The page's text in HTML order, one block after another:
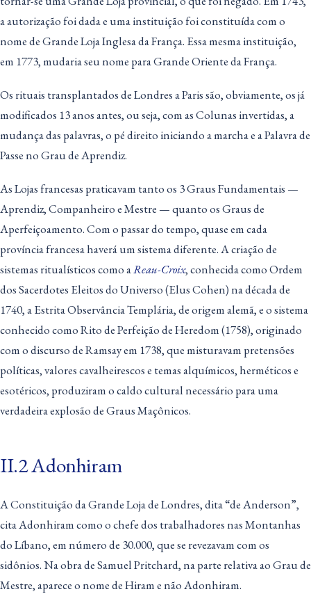
a autorização foi dada e uma instituição foi constituída com o
nome de Grande Loja Inglesa da França. Essa mesma instituição,
em 1773, mudaria seu nome para Grande Oriente da França.
Os rituais transplantados de Londres a Paris são, obviamente, os já
modificados 13 anos antes, ou seja, com as Colunas invertidas, a
mudança das palavras, o pé direito iniciando a marcha e a Palavra de
Passe no Grau de Aprendiz.
As Lojas francesas praticavam tanto os 3 Graus Fundamentais —
Aprendiz, Companheiro e Mestre — quanto os Graus de
Aperfeiçoamento. Com o passar do tempo, quase em cada
província francesa haverá um sistema diferente. A criação de
sistemas ritualísticos como aReau-Croix, conhecida como Ordem
dos Sacerdotes Eleitos do Universo (Elus Cohen) na década de
1740, a Estrita Observância Templária, de origem alemã, e o sistema
conhecido como Rito de Perfeição de Heredom (1758), originado
com o discurso de Ramsay em 1738, que misturavam pretensões
políticas, valores cavalheirescos e temas alquímicos, herméticos e
esotéricos, produziram o caldo cultural necessário para uma
verdadeira explosão de Graus Maçônicos.
II.2 Adonhiram
A Constituição da Grande Loja de Londres, dita “de Anderson”,
cita Adonhiram como o chefe dos trabalhadores nas Montanhas
do Líbano, em número de 30.000, que se revezavam com os
sidônios. Na obra de Samuel Pritchard, na parte relativa ao Grau de
Mestre, aparece o nome de Hiram e não Adonhiram.